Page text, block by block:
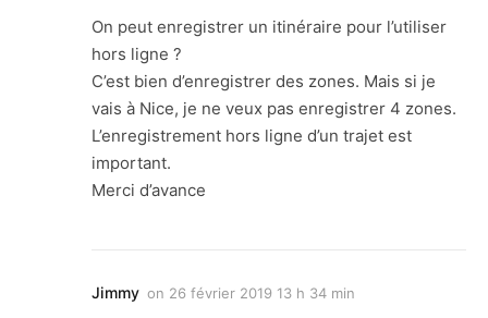
On peut enregistrer un itinéraire pour l’utiliser
hors ligne ?
C’est bien d’enregistrer des zones. Mais si je
vais à Nice, je ne veux pas enregistrer 4 zones.
L’enregistrement hors ligne d’un trajet est
important.
Merci d’avance
Jimmy on 26 février 2019 13 h 34 min